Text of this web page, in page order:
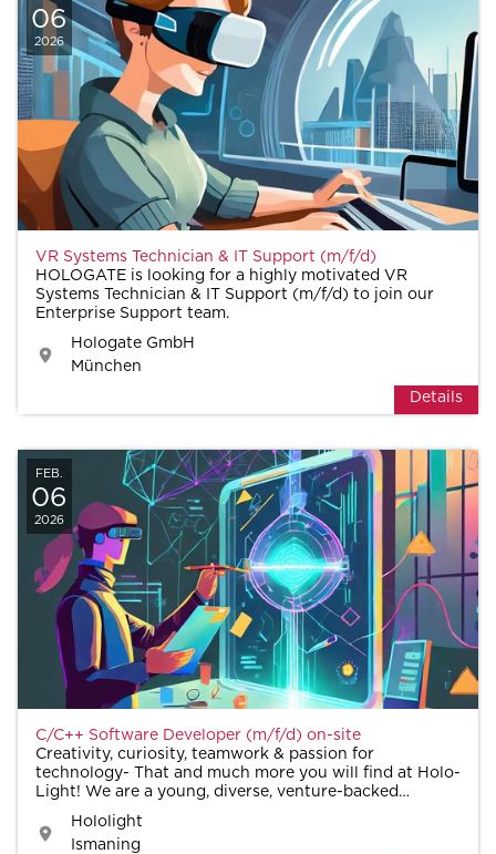
06
2026
VR Systems Technician & IT Support (m/f/d)
HOLOGATE is looking for a highly motivated VR
Systems Technician & IT Support (m/f/d) to join our
Enterprise Support team.
Hologate GmbH
München
Details
FEB.
06
2026
C/C++ Software Developer (m/f/d) on-site
Creativity, curiosity, teamwork & passion for
technology- That and much more you will find at Holo-
Light! We are a young, diverse, venture-backed
Hololight
Ismaning